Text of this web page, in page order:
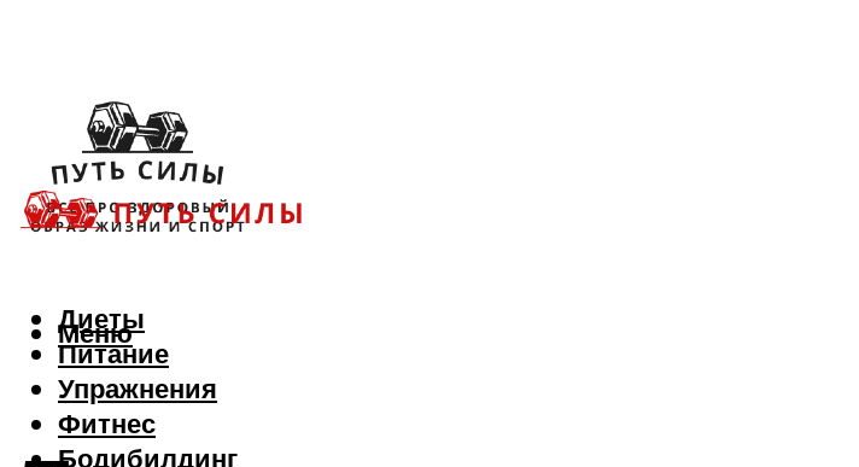
Диеты
Питание
Упражнения
Фитнес
Бодибилдинг
Меню